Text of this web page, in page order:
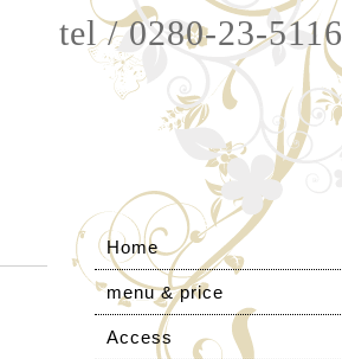
tel / 0280-23-5116
Home
menu & price
Access